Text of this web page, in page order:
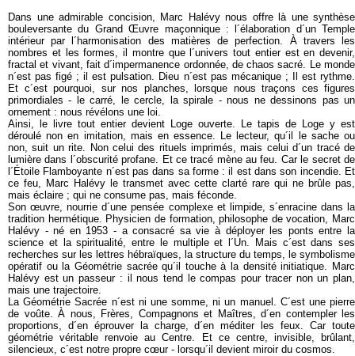
Dans une admirable concision, Marc Halévy nous offre là une synthèse
bouleversante du Grand Œuvre maçonnique : l´élaboration d´un Temple
intérieur par l´harmonisation des matières de perfection. À travers les
nombres et les formes, il montre que l´univers tout entier est en devenir,
fractal et vivant, fait d´impermanence ordonnée, de chaos sacré. Le monde
n´est pas figé ; il est pulsation. Dieu n´est pas mécanique ; Il est rythme.
Et c´est pourquoi, sur nos planches, lorsque nous traçons ces figures
primordiales - le carré, le cercle, la spirale - nous ne dessinons pas un
ornement : nous révélons une loi.
Ainsi, le livre tout entier devient Loge ouverte. Le tapis de Loge y est
déroulé non en imitation, mais en essence. Le lecteur, qu´il le sache ou
non, suit un rite. Non celui des rituels imprimés, mais celui d´un tracé de
lumière dans l´obscurité profane. Et ce tracé mène au feu. Car le secret de
l´Étoile Flamboyante n´est pas dans sa forme : il est dans son incendie. Et
ce feu, Marc Halévy le transmet avec cette clarté rare qui ne brûle pas,
mais éclaire ; qui ne consume pas, mais féconde.
Son œuvre, nourrie d´une pensée complexe et limpide, s´enracine dans la
tradition hermétique. Physicien de formation, philosophe de vocation, Marc
Halévy - né en 1953 - a consacré sa vie à déployer les ponts entre la
science et la spiritualité, entre le multiple et l´Un. Mais c´est dans ses
recherches sur les lettres hébraïques, la structure du temps, le symbolisme
opératif ou la Géométrie sacrée qu´il touche à la densité initiatique. Marc
Halévy est un passeur : il nous tend le compas pour tracer non un plan,
mais une trajectoire.
La Géométrie Sacrée n´est ni une somme, ni un manuel. C´est une pierre
de voûte. À nous, Frères, Compagnons et Maîtres, d´en contempler les
proportions, d´en éprouver la charge, d´en méditer les feux. Car toute
géométrie véritable renvoie au Centre. Et ce centre, invisible, brûlant,
silencieux, c´est notre propre cœur - lorsqu´il devient miroir du cosmos.